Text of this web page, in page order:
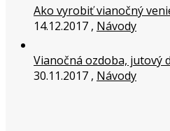
Ako vyrobiť vianočný
14.12.2017 , Návody
Vianočná ozdoba, jutový
30.11.2017 , Návody